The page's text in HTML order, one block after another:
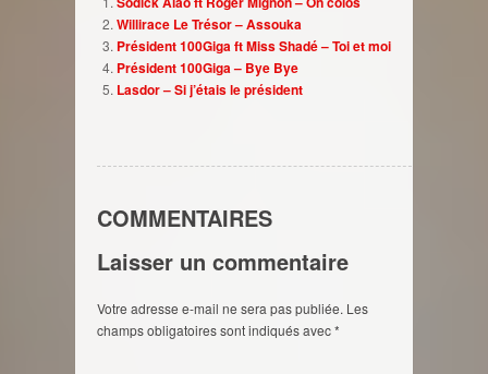
Willirace Le Trésor – Assouka
Président 100Giga ft Miss Shadé – Toi et moi
Président 100Giga – Bye Bye
Lasdor – Si j’étais le président
COMMENTAIRES
Laisser un commentaire
Votre adresse e-mail ne sera pas publiée. Les
champs obligatoires sont indiqués avec*